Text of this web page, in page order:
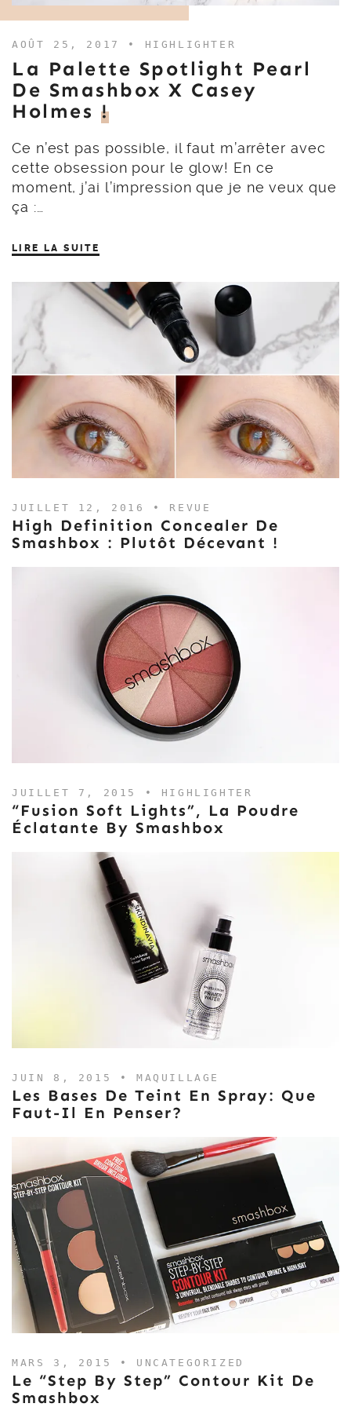
AOÛT 25, 2017 • HIGHLIGHTER
La Palette Spotlight Pearl
De Smashbox X Casey
Holmes !
Ce n’est pas possible, il faut m’arrêter avec
cette obsession pour le glow! En ce
moment, j’ai l’impression que je ne veux que
ça :…
LIRE LA SUITE
JUILLET 12, 2016 • REVUE
High Definition Concealer De
Smashbox : Plutôt Décevant !
JUILLET 7, 2015 • HIGHLIGHTER
“Fusion Soft Lights”, La Poudre
Éclatante By Smashbox
JUIN 8, 2015 • MAQUILLAGE
Les Bases De Teint En Spray: Que
Faut-Il En Penser?
MARS 3, 2015 • UNCATEGORIZED
Le “Step By Step” Contour Kit De
Smashbox